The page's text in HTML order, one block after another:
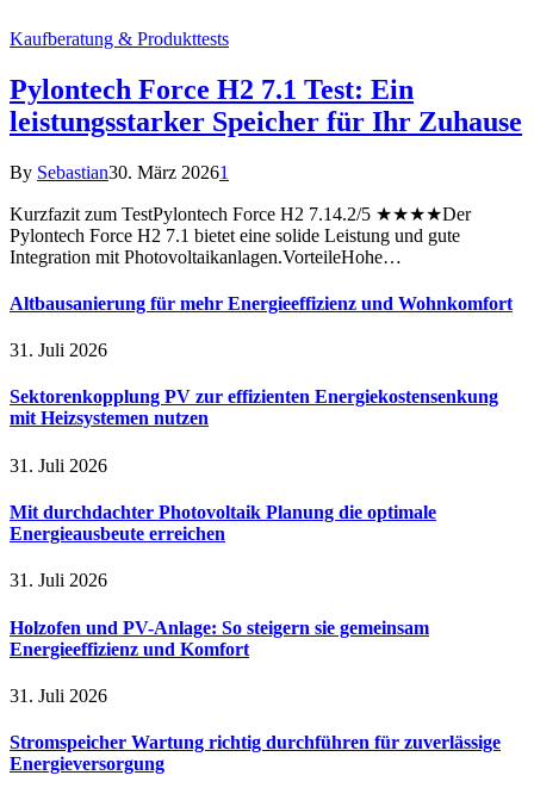
Kaufberatung & Produkttests
Pylontech Force H2 7.1 Test: Ein
leistungsstarker Speicher für Ihr Zuhause
By Sebastian30. März 20261
Kurzfazit zum TestPylontech Force H2 7.14.2/5 ★★★★Der
Pylontech Force H2 7.1 bietet eine solide Leistung und gute
Integration mit Photovoltaikanlagen.VorteileHohe…
Altbausanierung für mehr Energieeffizienz und Wohnkomfort
31. Juli 2026
Sektorenkopplung PV zur effizienten Energiekostensenkung
mit Heizsystemen nutzen
31. Juli 2026
Mit durchdachter Photovoltaik Planung die optimale
Energieausbeute erreichen
31. Juli 2026
Holzofen und PV-Anlage: So steigern sie gemeinsam
Energieeffizienz und Komfort
31. Juli 2026
Stromspeicher Wartung richtig durchführen für zuverlässige
Energieversorgung